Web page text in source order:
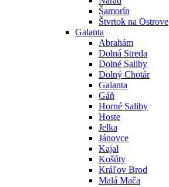
Šamorín
Štvrtok na Ostrove
Galanta
Abrahám
Dolná Streda
Dolné Saliby
Dolný Chotár
Galanta
Gáň
Horné Saliby
Hoste
Jelka
Jánovce
Kajal
Košúty
Kráľov Brod
Malá Mača